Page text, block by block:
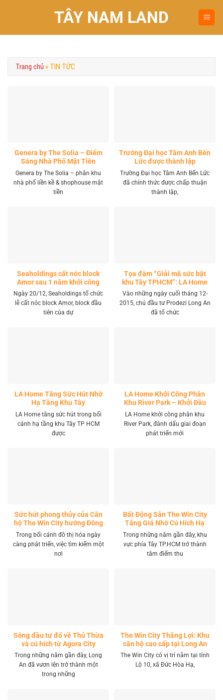
TÂY NAM LAND
Trang chủ » TIN TỨC
Genera by The Solia – Điểm
Sáng Nhà Phố Mặt Tiền
Vành Đai 4 Khu Tây
Genera by The Solia – phân khu
nhà phố liền kề & shophouse mặt
tiền
Trường Đại học Tâm Anh Bến
Lức được thành lập
Trường Đại học Tâm Anh Bến Lức
đã chính thức được chấp thuận
thành lập,
Seaholdings cất nóc block
Amor sau 1 năm khởi công
Ngày 20/12, Seaholdings tổ chức
lễ cất nóc block Amor, block đầu
tiên của dự
Tọa đàm “Giải mã sức bật
khu Tây TPHCM”: LA Home
khai mở tọa độ đầu tư mới
Vào những ngày cuối tháng 12-
2015, chủ đầu tư Prodezi Long An
đã tổ chức
LA Home Tăng Sức Hút Nhờ
Hạ Tầng Khu Tây
LA Home tăng sức hút trong bối
cảnh hạ tầng khu Tây TP HCM
được
LA Home Khởi Công Phân
Khu River Park – Khởi Đầu
Giai Đoạn Phát Triển Mới
LA Home khởi công phân khu
River Park, đánh dấu giai đoạn
phát triển mới
Sức hút phong thủy của Căn
hộ The Win City hướng Đông
Nam
Trong bối cảnh đô thị hóa ngày
càng phát triển, việc tìm kiếm một
nơi
Bất Động Sản The Win City
Tăng Giá Nhờ Cú Hích Hạ
Tầng
Trong những năm gần đây, khu
vực phía Tây TP.HCM trở thành
tâm điểm thu
Sóng đầu tư đổ về Thủ Thừa
và cú hích từ Agora City
Trong những năm gần đây, Long
An đã vươn lên trở thành một
trong những
The Win City Thắng Lợi: Khu
căn hộ cao cấp tại Long An
The Win City có vị trí nằm tại tỉnh
Lộ 10, xã Đức Hòa Hạ,